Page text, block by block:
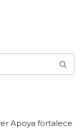
Apoya fortalece